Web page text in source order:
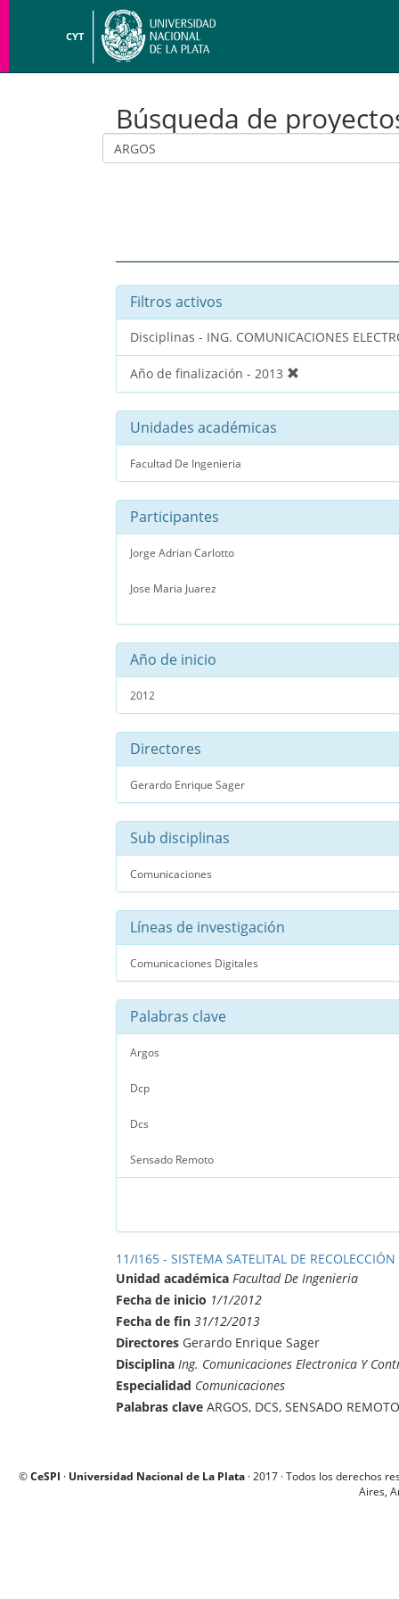
CYT
Búsqueda de
Filtros activos
Disciplinas - ING. COMUNICACIONES
Año de finalización - 2013
Unidades académicas
Facultad De Ingenieria
Participantes
Jorge Adrian Carlotto
Jose Maria Juarez
Año de inicio
2012
Directores
Gerardo Enrique Sager
Sub disciplinas
Comunicaciones
Líneas de investigación
Comunicaciones Digitales
Palabras clave
Argos
Dcp
Dcs
Sensado Remoto
11/I165 - SISTEMA SATELITAL DE
Unidad académica Facultad De Ingenieria
Fecha de inicio 1/1/2012
Fecha de fin 31/12/2013
Directores Gerardo Enrique Sager
Disciplina Ing. Comunicaciones Electronica Y
Especialidad Comunicaciones
Palabras clave ARGOS, DCS, SENSADO
©CeSPI · Universidad Nacional de La Plata · 2017 · Todos los derechos
Aires,